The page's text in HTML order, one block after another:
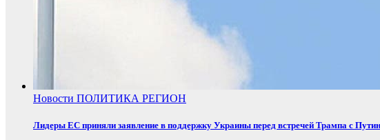
Новости ПОЛИТИКА РЕГИОН
Лидеры ЕС приняли заявление в поддержку Украины перед встречей Трампа с